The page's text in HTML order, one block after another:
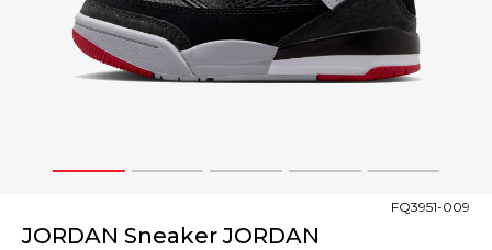
1 2 3 4 5
JORDAN Sneaker JORDAN
FQ3951-009